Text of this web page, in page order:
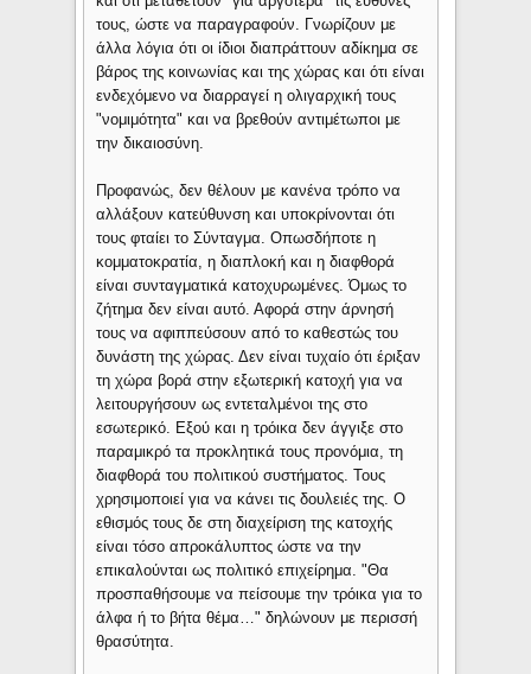
τους, ώστε να παραγραφούν. Γνωρίζουν με
άλλα λόγια ότι οι ίδιοι διαπράττουν αδίκημα σε
βάρος της κοινωνίας και της χώρας και ότι είναι
ενδεχόμενο να διαρραγεί η ολιγαρχική τους
"νομιμότητα" και να βρεθούν αντιμέτωποι με
την δικαιοσύνη.
Προφανώς, δεν θέλουν με κανένα τρόπο να
αλλάξουν κατεύθυνση και υποκρίνονται ότι
τους φταίει το Σύνταγμα. Οπωσδήποτε η
κομματοκρατία, η διαπλοκή και η διαφθορά
είναι συνταγματικά κατοχυρωμένες. Όμως το
ζήτημα δεν είναι αυτό. Αφορά στην άρνησή
τους να αφιππεύσουν από το καθεστώς του
δυνάστη της χώρας. Δεν είναι τυχαίο ότι έριξαν
τη χώρα βορά στην εξωτερική κατοχή για να
λειτουργήσουν ως εντεταλμένοι της στο
εσωτερικό. Εξού και η τρόικα δεν άγγιξε στο
παραμικρό τα προκλητικά τους προνόμια, τη
διαφθορά του πολιτικού συστήματος. Τους
χρησιμοποιεί για να κάνει τις δουλειές της. Ο
εθισμός τους δε στη διαχείριση της κατοχής
είναι τόσο απροκάλυπτος ώστε να την
επικαλούνται ως πολιτικό επιχείρημα. "Θα
προσπαθήσουμε να πείσουμε την τρόικα για το
άλφα ή το βήτα θέμα…" δηλώνουν με περισσή
θρασύτητα.